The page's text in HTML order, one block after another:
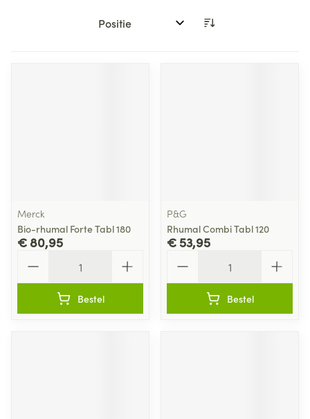
Sorteer op:
Merck
Bio-rhumal Forte Tabl 180
€ 80,95
Bestel
P&G
Rhumal Combi Tabl 120
€ 53,95
Bestel